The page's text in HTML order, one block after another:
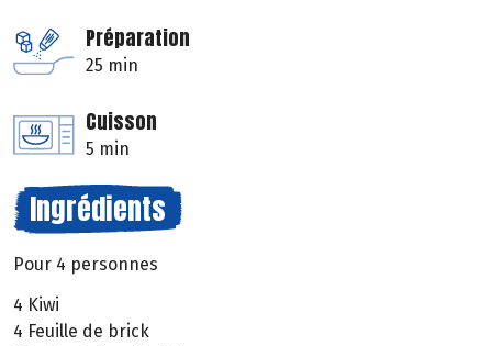
Préparation
25 min
Cuisson
5 min
Ingrédients
Pour 4 personnes
4 Kiwi
4 Feuille de brick